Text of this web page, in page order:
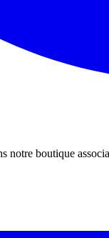
notre boutique